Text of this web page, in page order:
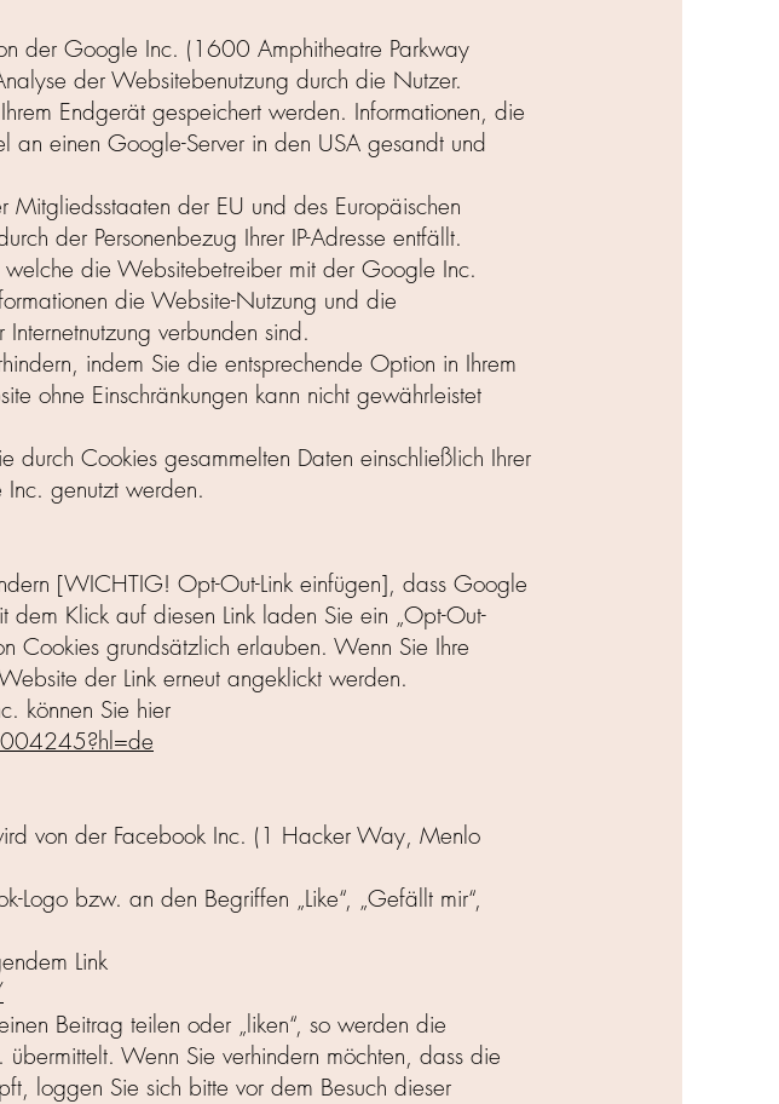
der Google Inc. (1600 Amphitheatre Parkway
der Websitebenutzung durch die Nutzer.
Endgerät gespeichert werden. Informationen, die
einen Google-Server in den USA gesandt und
der EU und des Europäischen
der Personenbezug Ihrer IP-Adresse entfällt.
welche die Websitebetreiber mit der Google Inc.
die Website-Nutzung und die
verbunden sind.
indem Sie die entsprechende Option in Ihrem
ohne Einschränkungen kann nicht gewährleistet
durch Cookies gesammelten Daten einschließlich Ihrer
genutzt werden.
[WICHTIG! Opt-Out-Link einfügen], dass Google
Klick auf diesen Link laden Sie ein „Opt-Out-
Cookies grundsätzlich erlauben. Wenn Sie Ihre
der Link erneut angeklickt werden.
können Sie hier
von der Facebook Inc. (1 Hacker Way, Menlo
Logo bzw. an den Begriffen „Like“, „Gefällt mir“,
Link
Beitrag teilen oder „liken“, so werden die
Wenn Sie verhindern möchten, dass die
loggen Sie sich bitte vor dem Besuch dieser